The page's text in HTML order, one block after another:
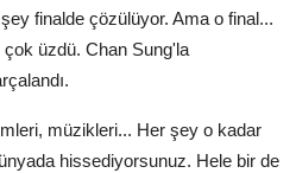
finalde çözülüyor. Ama o final...
üzdü. Chan Sung'la
müzikleri... Her şey o kadar
hissediyorsunuz. Hele bir de